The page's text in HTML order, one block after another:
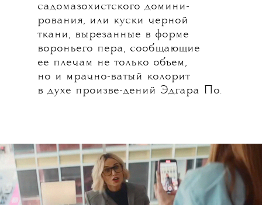
садомазохистского домини-
рования, или куски черной
ткани, вырезанные в форме
вороньего пера, сообщающие
ее плечам не только объем,
но и мрачно-ватый колорит
в духе произве-дений Эдгара По.